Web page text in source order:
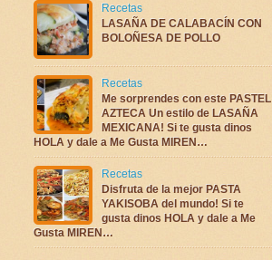
Recetas
LASAÑA DE CALABACÍN CON
BOLOÑESA DE POLLO
Recetas
Me sorprendes con este PASTEL
AZTECA Un estilo de LASAÑA
MEXICANA! Si te gusta dinos
HOLA y dale a Me Gusta MIREN…
Recetas
Disfruta de la mejor PASTA
YAKISOBA del mundo! Si te
gusta dinos HOLA y dale a Me
Gusta MIREN…